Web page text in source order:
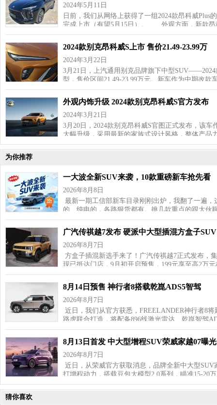
2024年5月11日
日前，我们从网络上获得了一组2024款昂科威Plus
完成上市（有望5月15日）。 外观方面，新款昂
2024款别克昂科威S上市 售价21.49-23.99万
2024年3月22日
3月21日，上汽通用别克品牌旗下中型
型，售价区间21.49-23.99万元。新车作为中期改款
外观内饰升级 2024款别克昂科威S官方发布
2024年3月21日
3月20日，2024款别克昂科威S官图正式发布，该
大幅升级，采用最新的家族式设计风格，整体产
为你推荐
一大波全新SUV来袭，10款重磅新车抢先看
2026年8月8日
最新一期工信部新车目录刚刚出炉，我翻了一遍
的、纯电的，各路狠货都有。挑几款重点的跟大伙
广汽传祺越7发布 硬派中大型插混方盒子SUV
2026年8月7日
方盒子插混新选手来了！广汽传祺越7正式发布，
现已抵达门店，9月初开启预售，199元享至高2万
8月14日预售 神行者8搭载乾崑ADS5智驾
2026年8月7日
近日，我们从官方获悉，FREELANDER神行者8
路虎联合打造，将配备896线激光雷达、乾崑智驾
8月13日首发 中大型增程SUV荣威家越07曝光
2026年8月7日
近日，从荣威官方获取消息，品牌全新中大型
打增程动力，搭载豆包大模型2.0系列，瞄准15‑20
猜你喜欢